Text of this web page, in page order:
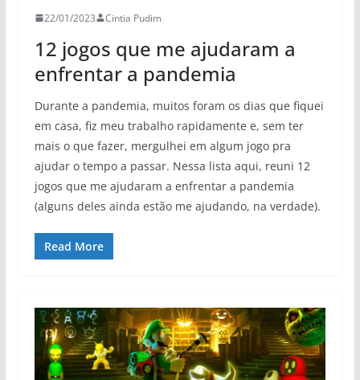
22/01/2023 Cintia Pudim
12 jogos que me ajudaram a
enfrentar a pandemia
Durante a pandemia, muitos foram os dias que fiquei
em casa, fiz meu trabalho rapidamente e, sem ter
mais o que fazer, mergulhei em algum jogo pra
ajudar o tempo a passar. Nessa lista aqui, reuni 12
jogos que me ajudaram a enfrentar a pandemia
(alguns deles ainda estão me ajudando, na verdade).
Read More